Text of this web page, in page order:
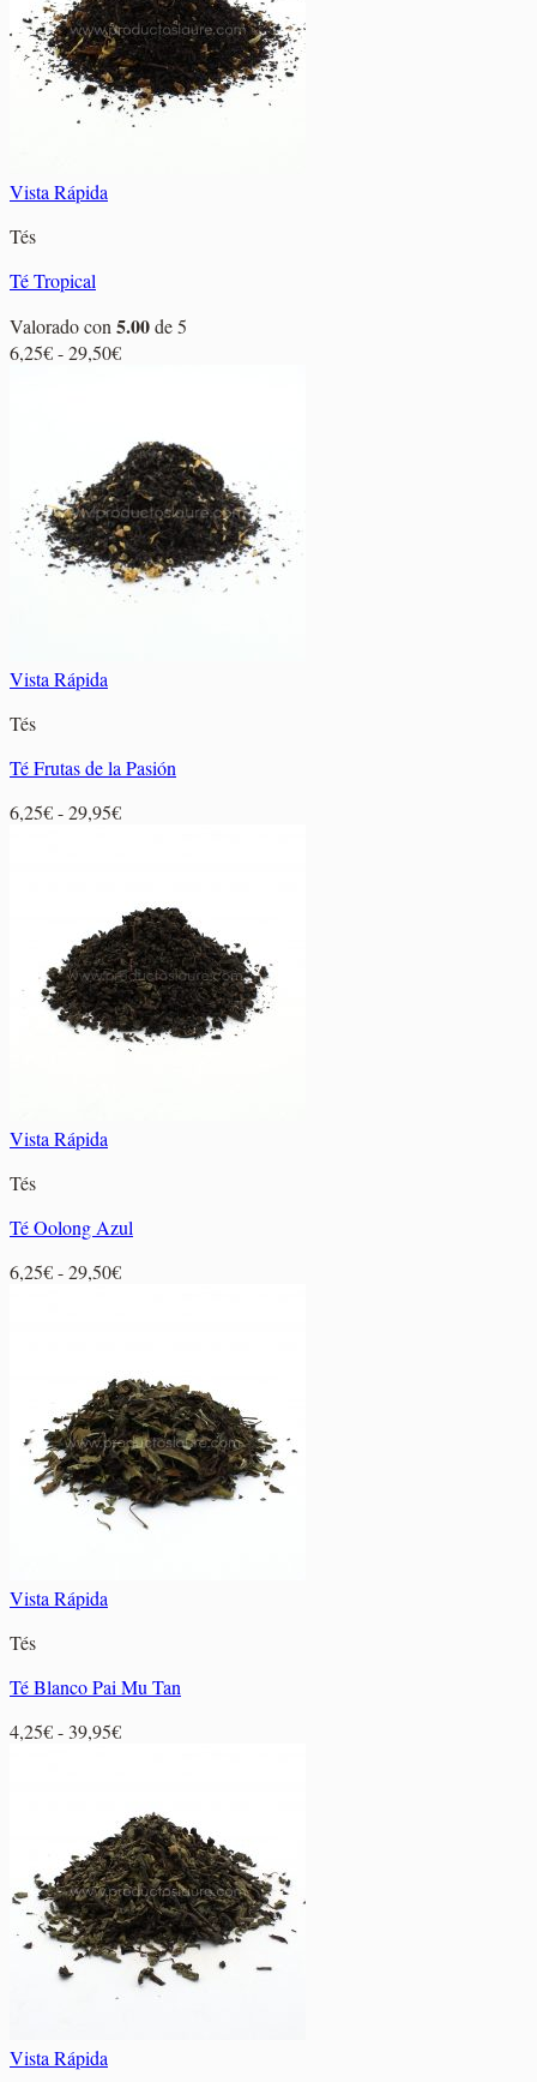
26,95€
Vista Rápida
Tés
Té Tropical
Valorado con 5.00de 5
6,25€-29,50€Rango
6,25€
hasta
29,50€
Vista Rápida
Tés
Té Frutas de la Pasión
6,25€-29,95€Rango
6,25€
hasta
29,95€
Vista Rápida
Tés
Té Oolong Azul
6,25€-29,50€Rango
hasta
29,50€
Vista Rápida
Tés
Té Blanco Pai Mu Tan
4,25€- 39,95€Rango
4,25€
hasta
39,95€
Vista Rápida